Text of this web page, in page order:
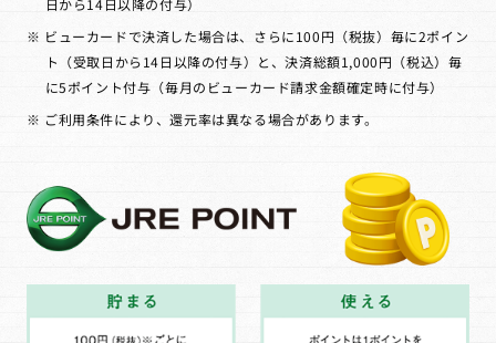
※ ビューカードで決済した場合は、さらに100円（税抜）毎に2ポイン
ト（受取日から14日以降の付与）と、決済総額1,000円（税込）毎
に5ポイント付与（毎月のビューカード請求金額確定時に付与）
※ ご利用条件により、還元率は異なる場合があります。